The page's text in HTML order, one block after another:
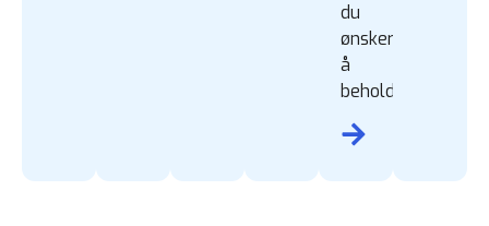
du
ønsker
å
beholde.